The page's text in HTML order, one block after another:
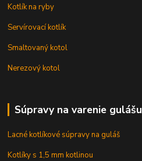
Kotlík na ryby
Servírovací kotlík
Smaltovaný kotol
Nerezový kotol
Súpravy na varenie gulášu
Lacné kotlíkové súpravy na guláš
Kotlíky s 1,5 mm kotlinou